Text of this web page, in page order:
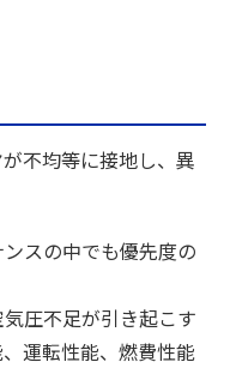
不均等に接地し、異
スの中でも優先度の
圧不足が引き起こす
運転性能、燃費性能